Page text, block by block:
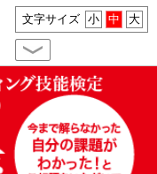
文字サイズ 小 中 大